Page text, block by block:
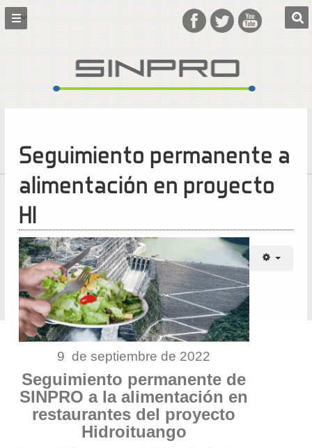
Seguimiento permanente a
alimentación en proyecto
HI
9 de septiembre de 2022
Seguimiento permanente de
SINPRO a la alimentación en
restaurantes del proyecto
Hidroituango